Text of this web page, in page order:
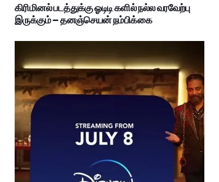
கிரிமினல் படத்துக்கு ஓடிடி களில் நல்ல வரவேற்பு
இருக்கும் – தனஞ்செயன் நம்பிக்கை